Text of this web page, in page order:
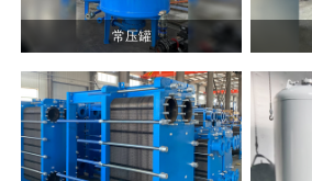
常压罐